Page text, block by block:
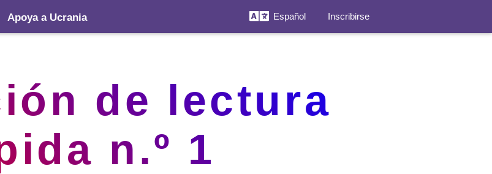
Apoya a Ucrania Español Inscribirse
de lectura
n.º 1